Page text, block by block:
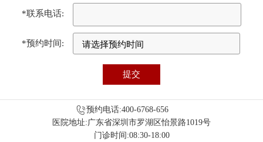
*联系电话:
*预约时间:
预约电话:400-6768-656
医院地址:广东省深圳市罗湖区怡景路1019号
门诊时间:08:30-18:00